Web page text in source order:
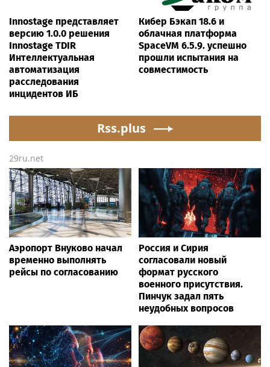
Innostage представляет
версию 1.0.0 решения
Innostage TDIR
Интеллектуальная
автоматизация
расследования
инцидентов ИБ
Кибер Бэкап 18.6 и
облачная платформа
SpaceVM 6.5.9. успешно
прошли испытания на
совместимость
Rss.plus
29ru.net
Аэропорт Внуково начал
временно выполнять
рейсы по согласованию
Россия и Сирия
согласовали новый
формат русского
военного присутствия.
Пинчук задал пять
неудобных вопросов